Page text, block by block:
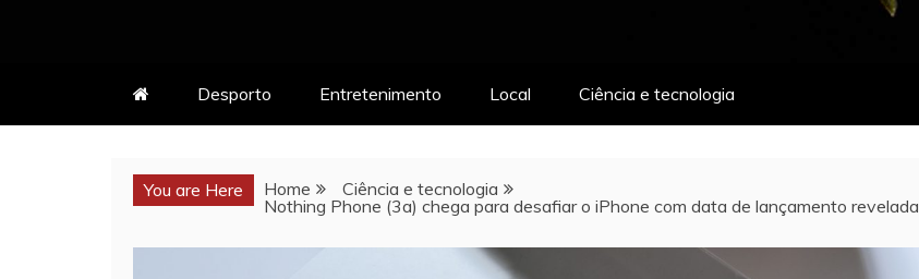
Desporto Entretenimento Local Ciência e tecnologia
You are Here Home
Ciência e tecnologia
Nothing Phone (3a) chega para desafiar o iPhone com data de lançamento revelada